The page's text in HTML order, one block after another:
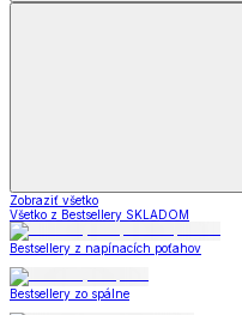
Zobraziť všetko
Všetko z Bestsellery SKLADOM
Bestsellery z napínacích poťahov
Bestsellery zo spálne